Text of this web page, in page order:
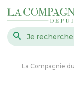
La Compagnie